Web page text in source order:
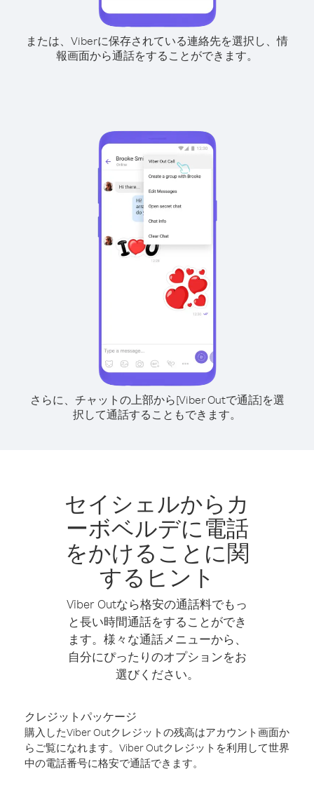
または、Viberに保存されている連絡先を選択し、情
報画面から通話をすることができます。
さらに、チャットの上部から[Viber Outで通話]を選
択して通話することもできます。
セイシェルからカ
ーボベルデに電話
をかけることに関
するヒント
Viber Outなら格安の通話料でもっ
と長い時間通話をすることができ
ます。様々な通話メニューから、
自分にぴったりのオプションをお
選びください。
クレジットパッケージ
購入したViber Outクレジットの残高はアカウント画面か
らご覧になれます。Viber Outクレジットを利用して世界
中の電話番号に格安で通話できます。